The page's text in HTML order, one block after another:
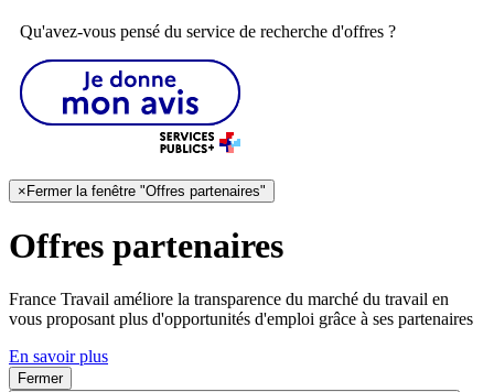
Qu'avez-vous pensé du service de recherche d'offres ?
×Fermer la fenêtre "Offres partenaires"
Offres partenaires
France Travail améliore la transparence du marché du travail en
vous proposant plus d'opportunités d'emploi grâce à ses partenaires
En savoir plus
Fermer